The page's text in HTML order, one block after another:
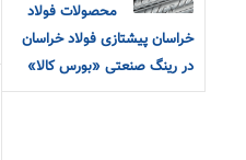
محصولات فولاد
خراسان پیشتازی فولاد خراسان
در رینگ صنعتی «بورس کالا»